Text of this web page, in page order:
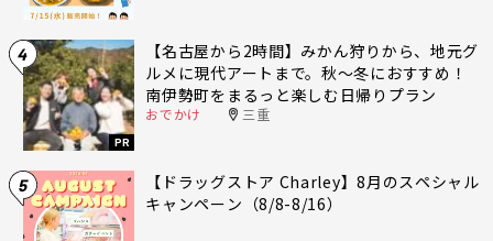
4
PR
【名古屋から2時間】みかん狩りから、地元グ
ルメに現代アートまで。秋〜冬におすすめ！
南伊勢町をまるっと楽しむ日帰りプラン
おでかけ 三重
5
【ドラッグストア Charley】8月のスペシャル
キャンペーン（8/8-8/16）